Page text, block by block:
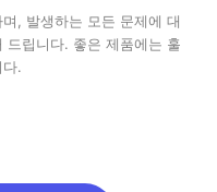
, 발생하는 모든 문제에 대
드립니다. 좋은 제품에는 훌
.